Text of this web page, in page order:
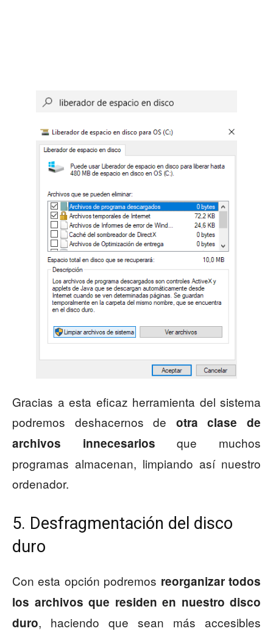
Gracias a esta eficaz herramienta del sistema
podremos deshacernos de otra clase de
archivos innecesarios que muchos
programas almacenan, limpiando así nuestro
ordenador.
5. Desfragmentación del disco
duro
Con esta opción podremos reorganizar todos
los archivos que residen en nuestro disco
duro, haciendo que sean más accesibles